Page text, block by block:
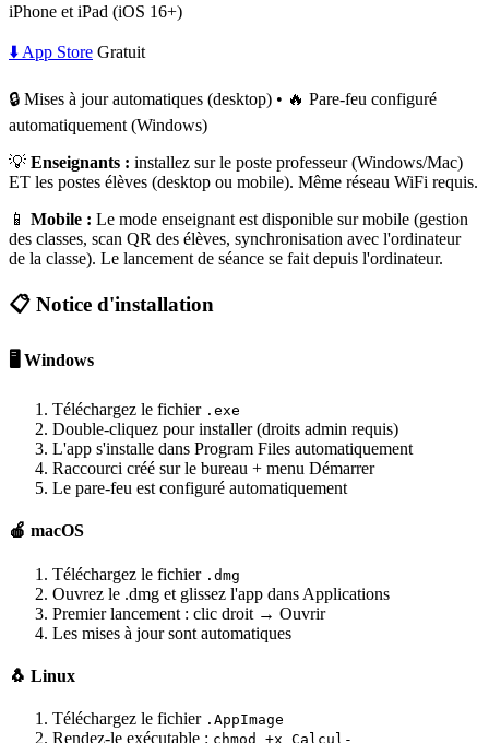
iPhone et iPad (iOS 16+)
⬇️ App Store Gratuit
🔒 Mises à jour automatiques (desktop) • 🔥 Pare-feu configuré
automatiquement (Windows)
💡 Enseignants : installez sur le poste professeur (Windows/Mac)
ET les postes élèves (desktop ou mobile). Même réseau WiFi requis.
📱 Mobile : Le mode enseignant est disponible sur mobile (gestion
des classes, scan QR des élèves, synchronisation avec l'ordinateur
de la classe). Le lancement de séance se fait depuis l'ordinateur.
📋 Notice d'installation
🖥️ Windows
Téléchargez le fichier .exe
Double-cliquez pour installer (droits admin requis)
L'app s'installe dans Program Files automatiquement
Raccourci créé sur le bureau + menu Démarrer
Le pare-feu est configuré automatiquement
🍎 macOS
Téléchargez le fichier .dmg
Ouvrez le .dmg et glissez l'app dans Applications
Premier lancement : clic droit → Ouvrir
Les mises à jour sont automatiques
🐧 Linux
Téléchargez le fichier .AppImage
Rendez-le exécutable : chmod +x Calcul-